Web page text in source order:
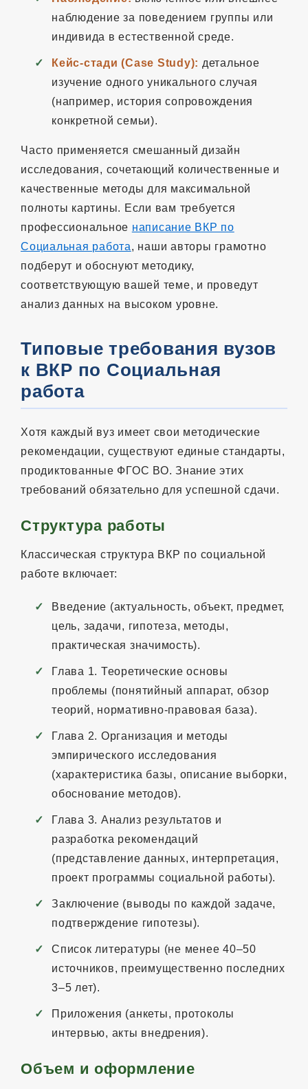
наблюдение за поведением группы или
индивида в естественной среде.
Кейс-стади (Case Study): детальное
изучение одного уникального случая
(например, история сопровождения
конкретной семьи).
Часто применяется смешанный дизайн
исследования, сочетающий количественные и
качественные методы для максимальной
полноты картины. Если вам требуется
профессиональное написание ВКР по
Социальная работа, наши авторы грамотно
подберут и обоснуют методику,
соответствующую вашей теме, и проведут
анализ данных на высоком уровне.
Типовые требования вузов
к ВКР по Социальная
работа
Хотя каждый вуз имеет свои методические
рекомендации, существуют единые стандарты,
продиктованные ФГОС ВО. Знание этих
требований обязательно для успешной сдачи.
Структура работы
Классическая структура ВКР по социальной
работе включает:
Введение (актуальность, объект, предмет,
цель, задачи, гипотеза, методы,
практическая значимость).
Глава 1. Теоретические основы
проблемы (понятийный аппарат, обзор
теорий, нормативно-правовая база).
Глава 2. Организация и методы
эмпирического исследования
(характеристика базы, описание выборки,
обоснование методов).
Глава 3. Анализ результатов и
разработка рекомендаций
(представление данных, интерпретация,
проект программы социальной работы).
Заключение (выводы по каждой задаче,
подтверждение гипотезы).
Список литературы (не менее 40–50
источников, преимущественно последних
3–5 лет).
Приложения (анкеты, протоколы
интервью, акты внедрения).
Объем и оформление